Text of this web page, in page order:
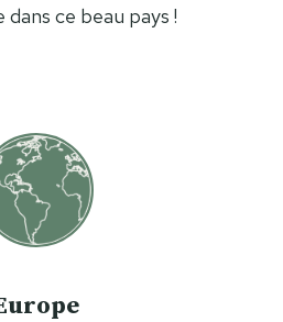
ce beau pays !